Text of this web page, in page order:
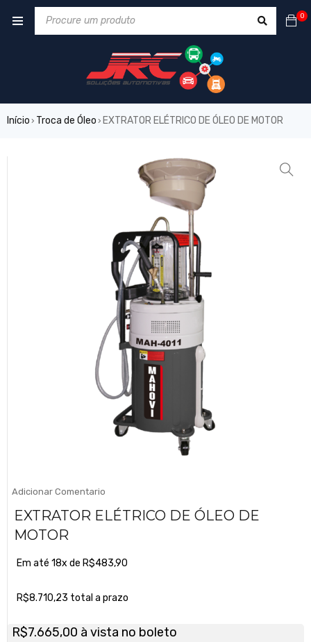
0
Início › Troca de Óleo › EXTRATOR ELÉTRICO DE ÓLEO DE MOTOR
Adicionar Comentario
EXTRATOR ELÉTRICO DE ÓLEO DE
MOTOR
Em até 18x de R$483,90
R$8.710,23 total a prazo
R$7.665,00 à vista no boleto